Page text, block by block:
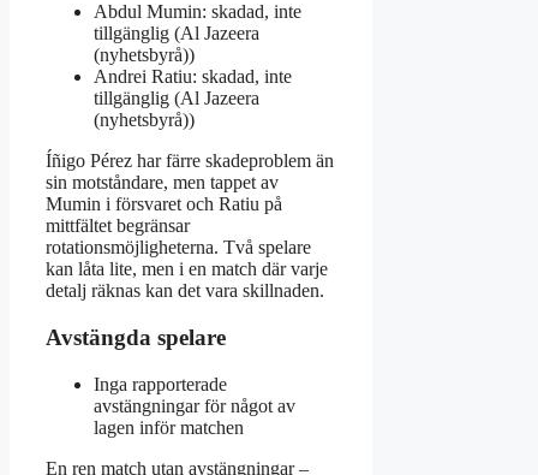
Abdul Mumin: skadad, inte
tillgänglig (Al Jazeera
(nyhetsbyrå))
Andrei Ratiu: skadad, inte
tillgänglig (Al Jazeera
(nyhetsbyrå))
Íñigo Pérez har färre skadeproblem än
sin motståndare, men tappet av
Mumin i försvaret och Ratiu på
mittfältet begränsar
rotationsmöjligheterna. Två spelare
kan låta lite, men i en match där varje
detalj räknas kan det vara skillnaden.
Avstängda spelare
Inga rapporterade
avstängningar för något av
lagen inför matchen
En ren match utan avstängningar –